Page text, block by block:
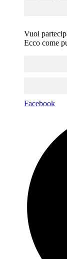
Vuoi
Ecco come
Facebook